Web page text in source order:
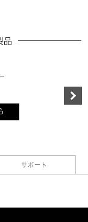
品
サポート